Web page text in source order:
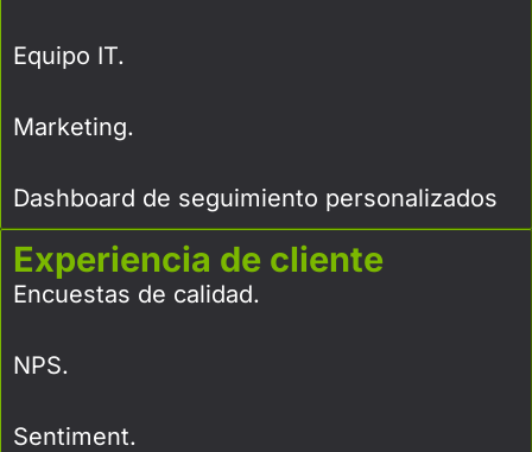
Equipo IT.
Marketing.
Dashboard de seguimiento personalizados
Experiencia de cliente
Encuestas de calidad.
NPS.
Sentiment.